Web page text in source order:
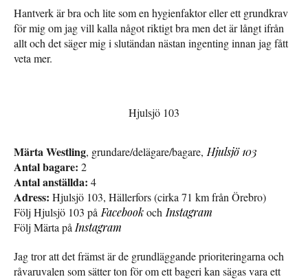
Hantverk är bra och lite som en hygienfaktor eller ett grundkrav
för mig om jag vill kalla något riktigt bra men det är långt ifrån
allt och det säger mig i slutändan nästan ingenting innan jag fått
veta mer.
Hjulsjö 103
Märta Westling, grundare/delägare/bagare,Hjulsjö 103
Antal bagare: 2
Antal anställda: 4
Adress: Hjulsjö 103, Hällerfors (cirka 71 km från Örebro)
Följ Hjulsjö 103 påFacebookochInstagram
Följ Märta påInstagram
Jag tror att det främst är de grundläggande prioriteringarna och
råvaruvalen som sätter ton för om ett bageri kan sägas vara ett